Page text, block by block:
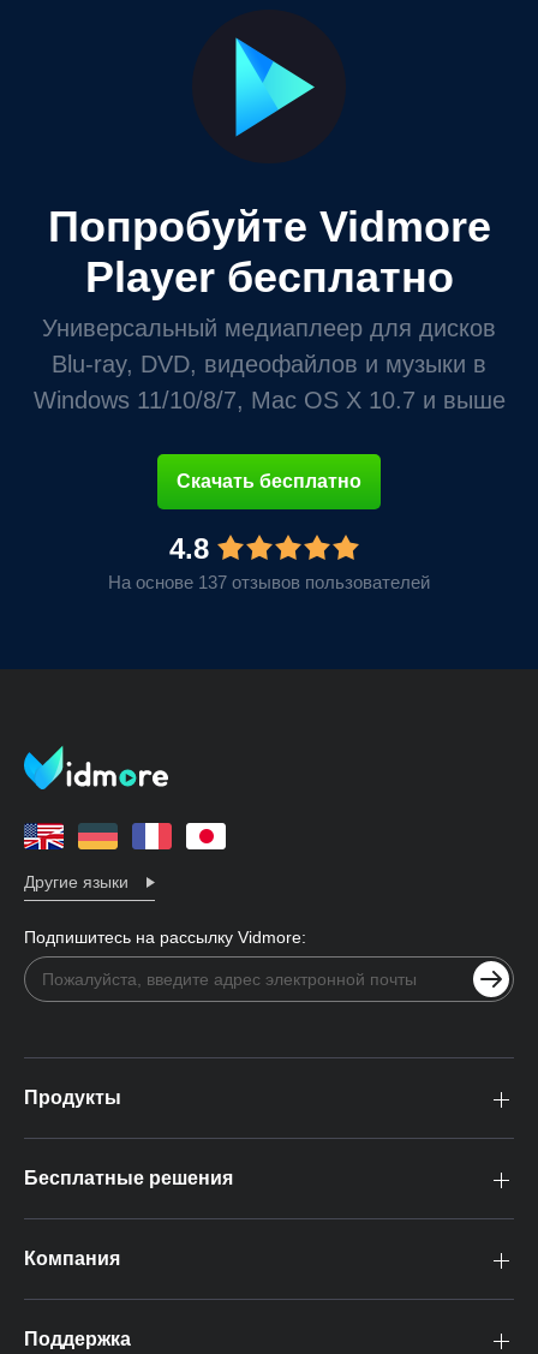
Попробуйте Vidmore
Player бесплатно
Универсальный медиаплеер для дисков
Blu-ray, DVD, видеофайлов и музыки в
Windows 11/10/8/7, Mac OS X 10.7 и выше
Скачать бесплатно
4.8
На основе 137 отзывов пользователей
Другие языки
Подпишитесь на рассылку Vidmore:
Продукты
Бесплатные решения
Компания
Поддержка